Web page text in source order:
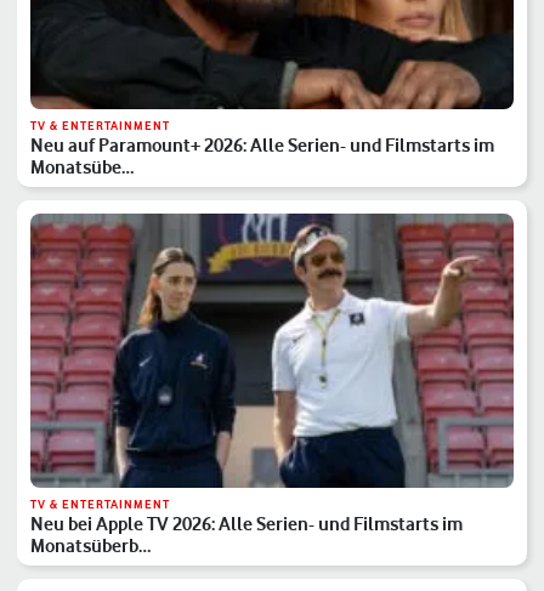
TV & ENTERTAINMENT
Neu auf Paramount+ 2026: Alle Serien- und Filmstarts im
Monatsübe…
TV & ENTERTAINMENT
Neu bei Apple TV 2026: Alle Serien- und Filmstarts im
Monatsüberb…